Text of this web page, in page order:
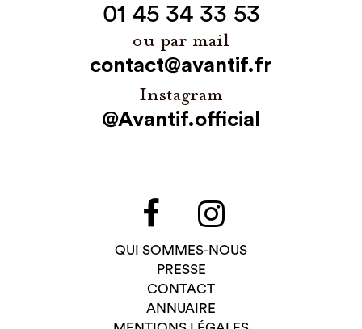
01 45 34 33 53
ou par mail
contact@avantif.fr
Instagram
@Avantif.official
QUI SOMMES-NOUS
PRESSE
CONTACT
ANNUAIRE